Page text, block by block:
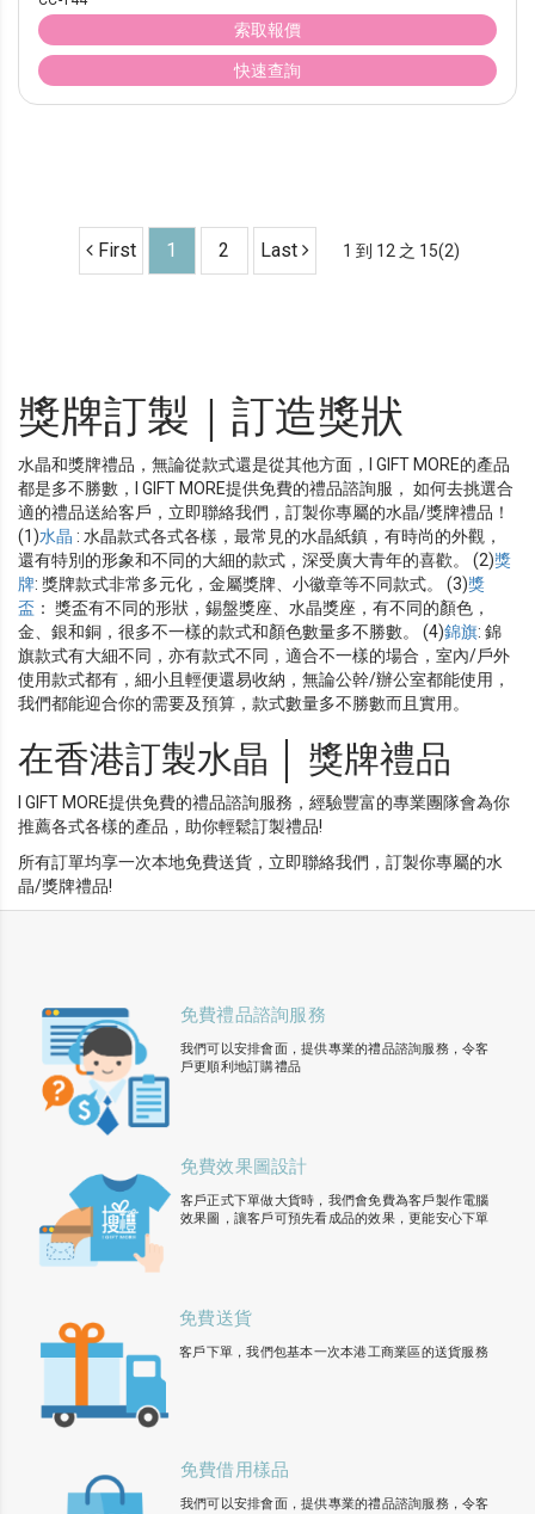
索取報價
快速查詢
First 1 2 Last 1 到 12 之 15(2)
獎牌訂製｜訂造獎狀
水晶和獎牌禮品，無論從款式還是從其他方面，I GIFT MORE的產品
都是多不勝數，I GIFT MORE提供免費的禮品諮詢服， 如何去挑選合
適的禮品送給客戶，立即聯絡我們，訂製你專屬的水晶/獎牌禮品！
(1)水晶 : 水晶款式各式各樣，最常見的水晶紙鎮，有時尚的外觀，
還有特別的形象和不同的大細的款式，深受廣大青年的喜歡。 (2)獎
牌: 獎牌款式非常多元化，金屬獎牌、小徽章等不同款式。 (3)獎
盃 ： 獎盃有不同的形狀，錫盤獎座、水晶獎座，有不同的顏色，
金、銀和銅，很多不一樣的款式和顏色數量多不勝數。 (4)錦旗: 錦
旗款式有大細不同，亦有款式不同，適合不一樣的場合，室內/戶外
使用款式都有，細小且輕便還易收納，無論公幹/辦公室都能使用，
我們都能迎合你的需要及預算，款式數量多不勝數而且實用。
在香港訂製水晶 │ 獎牌禮品
I GIFT MORE提供免費的禮品諮詢服務，經驗豐富的專業團隊會為你
推薦各式各樣的產品，助你輕鬆訂製禮品!
所有訂單均享一次本地免費送貨，立即聯絡我們，訂製你專屬的水
晶/獎牌禮品!
免費禮品諮詢服務
我們可以安排會面，提供專業的禮品諮詢服務，令客
戶更順利地訂購禮品
免費效果圖設計
客戶正式下單做大貨時，我們會免費為客戶製作電腦
效果圖，讓客戶可預先看成品的效果，更能安心下單
免費送貨
客戶下單，我們包基本一次本港工商業區的送貨服務
免費借用樣品
我們可以安排會面，提供專業的禮品諮詢服務，令客